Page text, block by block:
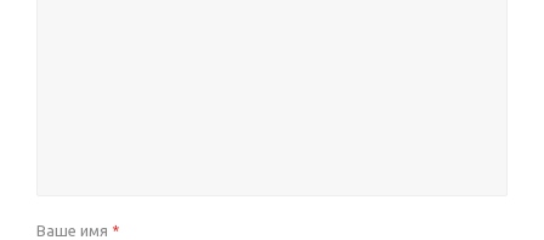
Ваше имя *